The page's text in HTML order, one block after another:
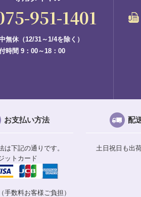
951-1401
無休（12/31～1/4を除く）
時間 9：00～18：00
お支払い方法
は下記の通りです。
ットカード
手数料お客様ご負担）
配
土日祝日も出